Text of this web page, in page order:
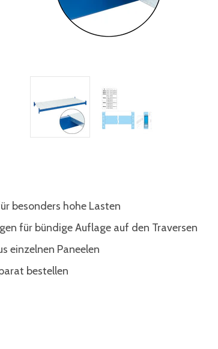
besonders hohe Lasten
für bündige Auflage auf den Traversen
einzelnen Paneelen
bestellen